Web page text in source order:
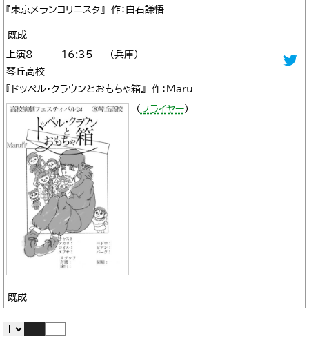
『東京メランコリニスタ』 作：白石謙悟
既成
8
16:35
兵庫
琴丘高校
『ドッペル・クラウンとおもちゃ箱』 作：Maru
（フライヤー）
既成